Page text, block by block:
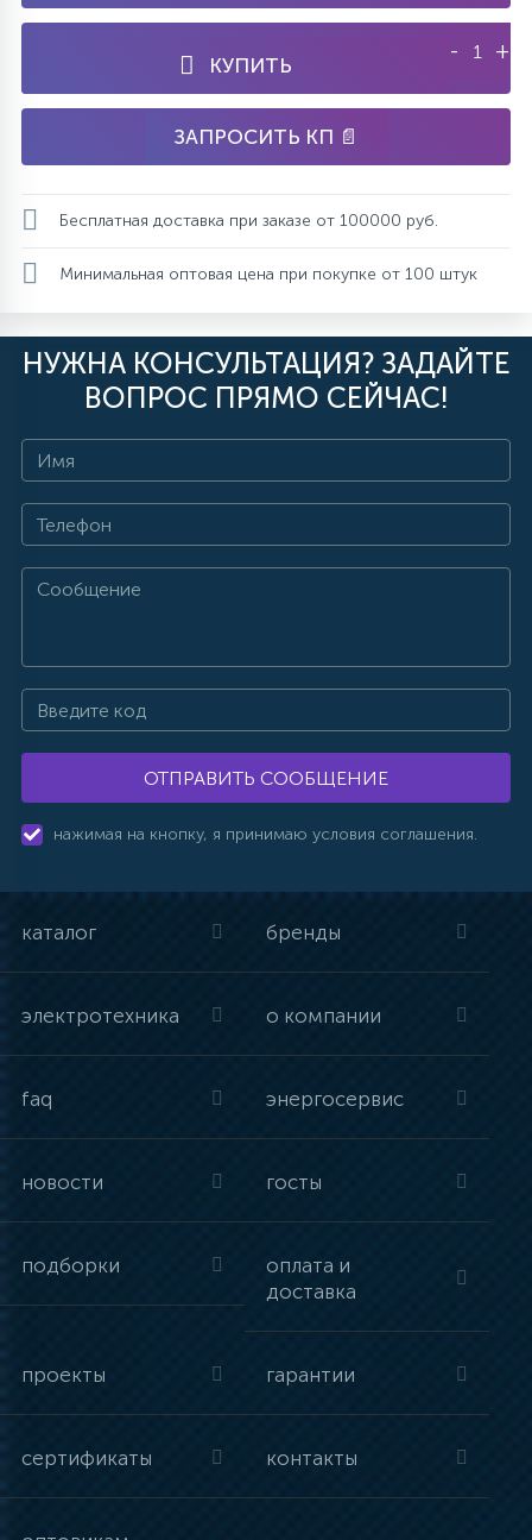
КУПИТЬ
- +
ЗАПРОСИТЬ КП 📄
Бесплатная доставка при заказе от 100000 руб.
Минимальная оптовая цена при покупке от 100 штук
НУЖНА КОНСУЛЬТАЦИЯ? ЗАДАЙТЕ
ВОПРОС ПРЯМО СЕЙЧАС!
ОТПРАВИТЬ СООБЩЕНИЕ
нажимая на кнопку, я принимаю условия соглашения.
каталог бренды
электротехника о компании
faq энергосервис
новости госты
подборки
оплата и
доставка
проекты гарантии
сертификаты контакты